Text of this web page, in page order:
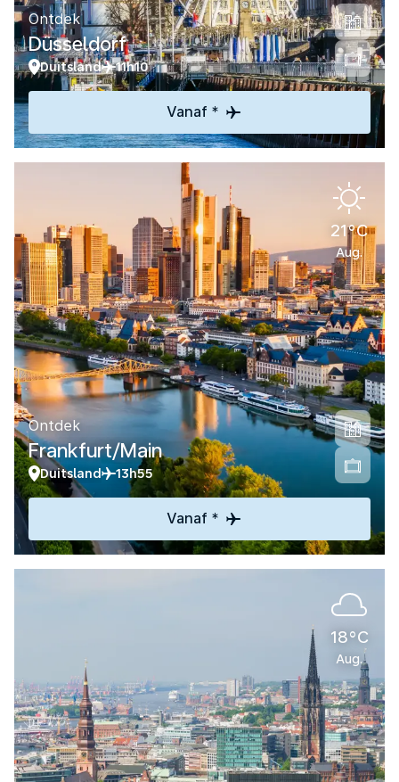
Ontdek
Düsseldorf
Duitsland 11h10
Vanaf *
21°C
Aug.
Ontdek
Frankfurt/Main
Duitsland 13h55
Vanaf *
18°C
Aug.